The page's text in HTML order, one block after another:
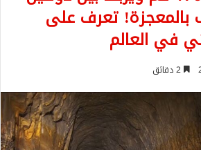
بالمعجزة! تعرف على
في العالم